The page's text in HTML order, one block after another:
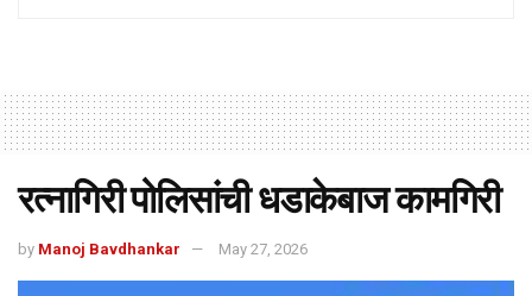
रत्नागिरी पोलिसांची धडाकेबाज कामगिरी
by Manoj Bavdhankar May 27, 2026